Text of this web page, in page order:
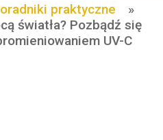
praktyczne
»
światła? Pozbądź się
UV-C